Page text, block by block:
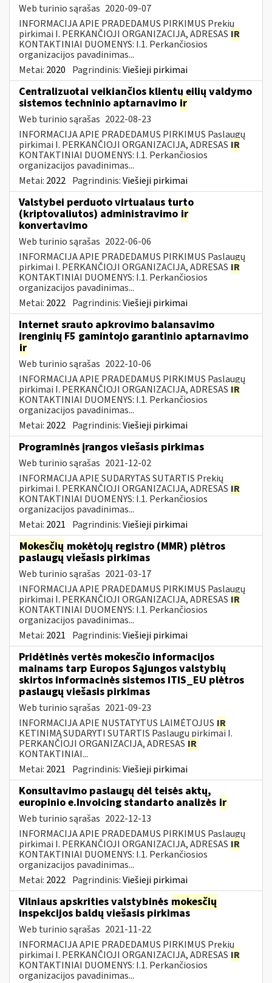
Web turinio sąrašas 2020-09-07
INFORMACIJA APIE PRADEDAMUS PIRKIMUS Prekių
pirkimai I. PERKANČIOJI ORGANIZACIJA, ADRESAS IR
KONTAKTINIAI DUOMENYS: I.1. Perkančiosios
organizacijos pavadinimas...
Metai: 2020 Pagrindinis:Viešieji pirkimai
Centralizuotai veikiančios klientų eilių valdymo
sistemos techninio aptarnavimo ir
Web turinio sąrašas 2022-08-23
INFORMACIJA APIE PRADEDAMUS PIRKIMUS Paslaugų
pirkimai I. PERKANČIOJI ORGANIZACIJA, ADRESAS IR
KONTAKTINIAI DUOMENYS: I.1. Perkančiosios
organizacijos pavadinimas...
Metai: 2022 Pagrindinis:Viešieji pirkimai
Valstybei perduoto virtualaus turto
(kriptovaliutos) administravimo ir
konvertavimo
Web turinio sąrašas 2022-06-06
INFORMACIJA APIE PRADEDAMUS PIRKIMUS Paslaugų
pirkimai I. PERKANČIOJI ORGANIZACIJA, ADRESAS IR
KONTAKTINIAI DUOMENYS: I.1. Perkančiosios
organizacijos pavadinimas...
Metai: 2022 Pagrindinis:Viešieji pirkimai
Internet srauto apkrovimo balansavimo
įrenginių F5 gamintojo garantinio aptarnavimo
ir
Web turinio sąrašas 2022-10-06
INFORMACIJA APIE PRADEDAMUS PIRKIMUS Paslaugų
pirkimai I. PERKANČIOJI ORGANIZACIJA, ADRESAS IR
KONTAKTINIAI DUOMENYS: I.1. Perkančiosios
organizacijos pavadinimas...
Metai: 2022 Pagrindinis:Viešieji pirkimai
Programinės įrangos viešasis pirkimas
Web turinio sąrašas 2021-12-02
INFORMACIJA APIE SUDARYTAS SUTARTIS Prekių
pirkimai I. PERKANČIOJI ORGANIZACIJA, ADRESAS IR
KONTAKTINIAI DUOMENYS: I.1. Perkančiosios
organizacijos pavadinimas...
Metai: 2021 Pagrindinis:Viešieji pirkimai
Mokesčių mokėtojų registro (MMR) plėtros
paslaugų viešasis pirkimas
Web turinio sąrašas 2021-03-17
INFORMACIJA APIE PRADEDAMUS PIRKIMUS Paslaugų
pirkimai I. PERKANČIOJI ORGANIZACIJA, ADRESAS IR
KONTAKTINIAI DUOMENYS: I.1. Perkančiosios
organizacijos pavadinimas...
Metai: 2021 Pagrindinis:Viešieji pirkimai
Pridėtinės vertės mokesčio informacijos
mainams tarp Europos Sąjungos valstybių
skirtos informacinės sistemos ITIS_EU plėtros
paslaugų viešasis pirkimas
Web turinio sąrašas 2021-09-23
INFORMACIJA APIE NUSTATYTUS LAIMĖTOJUS IR
KETINIMĄ SUDARYTI SUTARTIS Paslaugų pirkimai I.
PERKANČIOJI ORGANIZACIJA, ADRESAS IR
KONTAKTINIAI...
Metai: 2021 Pagrindinis:Viešieji pirkimai
Konsultavimo paslaugų dėl teisės aktų,
europinio e.Invoicing standarto analizės ir
Web turinio sąrašas 2022-12-13
INFORMACIJA APIE PRADEDAMUS PIRKIMUS Paslaugų
pirkimai I. PERKANČIOJI ORGANIZACIJA, ADRESAS IR
KONTAKTINIAI DUOMENYS: I.1. Perkančiosios
organizacijos pavadinimas...
Metai: 2022 Pagrindinis:Viešieji pirkimai
Vilniaus apskrities valstybinės mokesčių
inspekcijos baldų viešasis pirkimas
Web turinio sąrašas 2021-11-22
INFORMACIJA APIE PRADEDAMUS PIRKIMUS Prekių
pirkimai I. PERKANČIOJI ORGANIZACIJA, ADRESAS IR
KONTAKTINIAI DUOMENYS: I.1. Perkančiosios
organizacijos pavadinimas...